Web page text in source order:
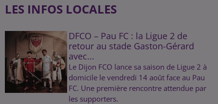
LES INFOS LOCALES
DFCO – Pau FC : la Ligue 2 de
retour au stade Gaston-Gérard
avec...
Le Dijon FCO lance sa saison de Ligue 2 à
domicile le vendredi 14 août face au Pau
FC. Une première rencontre attendue par
les supporters.